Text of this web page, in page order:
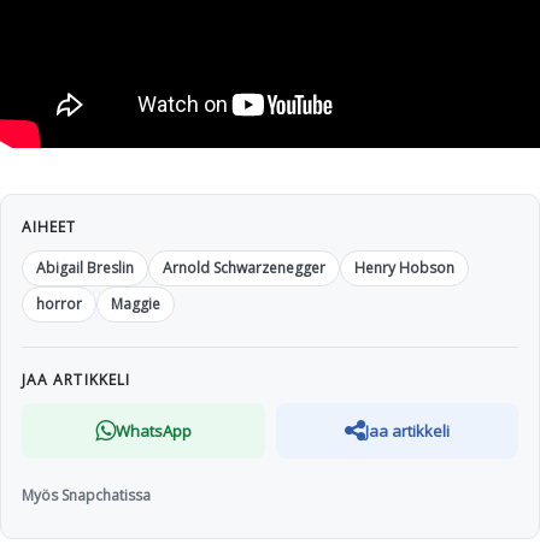
AIHEET
Abigail Breslin
Arnold Schwarzenegger
Henry Hobson
horror
Maggie
JAA ARTIKKELI
WhatsApp Jaa artikkeli
Myös Snapchatissa